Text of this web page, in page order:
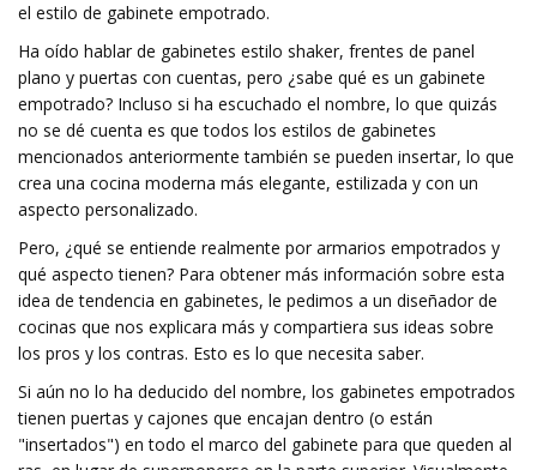
el estilo de gabinete empotrado.
Ha oído hablar de gabinetes estilo shaker, frentes de panel
plano y puertas con cuentas, pero ¿sabe qué es un gabinete
empotrado? Incluso si ha escuchado el nombre, lo que quizás
no se dé cuenta es que todos los estilos de gabinetes
mencionados anteriormente también se pueden insertar, lo que
crea una cocina moderna más elegante, estilizada y con un
aspecto personalizado.
Pero, ¿qué se entiende realmente por armarios empotrados y
qué aspecto tienen? Para obtener más información sobre esta
idea de tendencia en gabinetes, le pedimos a un diseñador de
cocinas que nos explicara más y compartiera sus ideas sobre
los pros y los contras. Esto es lo que necesita saber.
Si aún no lo ha deducido del nombre, los gabinetes empotrados
tienen puertas y cajones que encajan dentro (o están
"insertados") en todo el marco del gabinete para que queden al